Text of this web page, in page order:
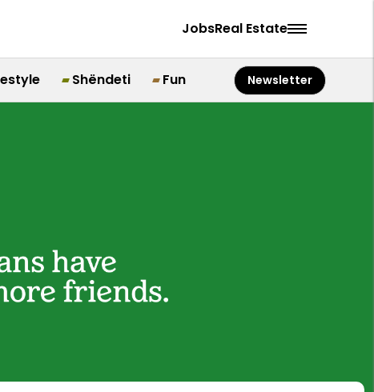
JobsReal Estate
Shëndeti Fun Newsletter